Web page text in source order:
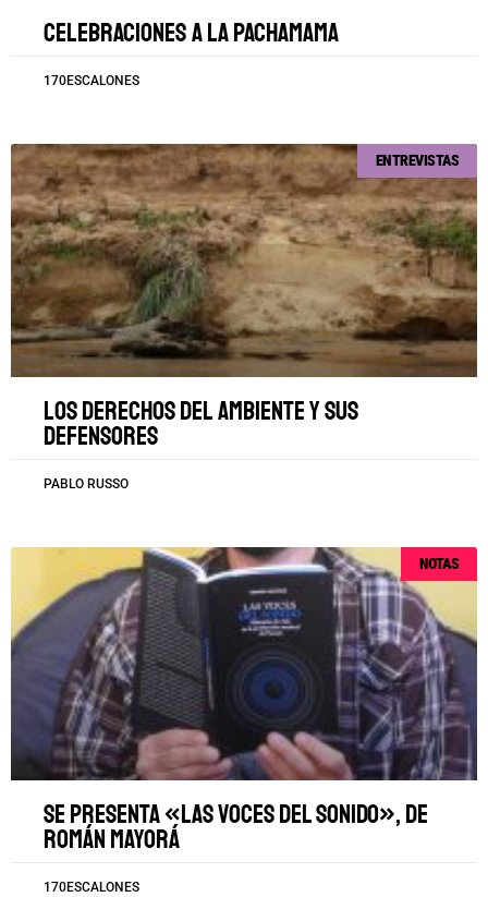
Celebraciones a la Pachamama
170ESCALONES
ENTREVISTAS
Los derechos del ambiente y sus
defensores
PABLO RUSSO
NOTAS
Se presenta «Las voces del sonido», de
Román Mayorá
170ESCALONES